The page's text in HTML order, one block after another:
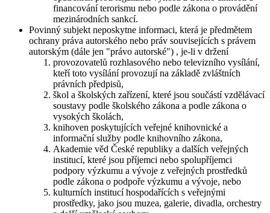
financování terorismu nebo podle zákona o provádění
mezinárodních sankcí.
Povinný subjekt neposkytne informaci, která je předmětem
ochrany práva autorského nebo práv souvisejících s právem
autorským (dále jen "právo autorské") , je-li v držení
provozovatelů rozhlasového nebo televizního vysílání,
kteří toto vysílání provozují na základě zvláštních
právních předpisů,
škol a školských zařízení, které jsou součástí vzdělávací
soustavy podle školského zákona a podle zákona o
vysokých školách,
knihoven poskytujících veřejné knihovnické a
informační služby podle knihovního zákona,
Akademie věd České republiky a dalších veřejných
institucí, které jsou příjemci nebo spolupříjemci
podpory výzkumu a vývoje z veřejných prostředků
podle zákona o podpoře výzkumu a vývoje, nebo
kulturních institucí hospodařících s veřejnými
prostředky, jako jsou muzea, galerie, divadla, orchestry